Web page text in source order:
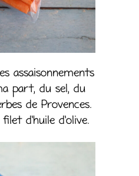
assaisonnements
part, du sel, du
de Provences.
d’huile d’olive.